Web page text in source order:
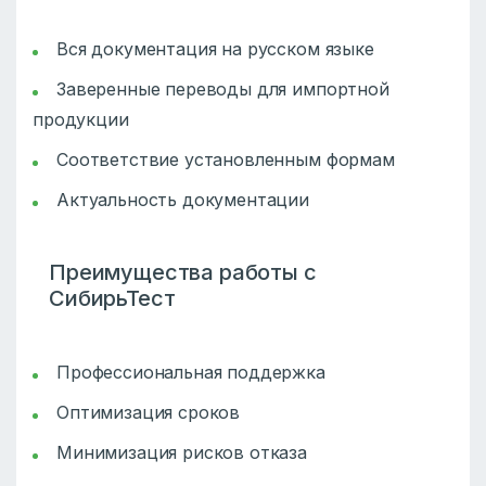
Вся документация на русском языке
Заверенные переводы для импортной
продукции
Соответствие установленным формам
Актуальность документации
Преимущества работы с
СибирьТест
Профессиональная поддержка
Оптимизация сроков
Минимизация рисков отказа